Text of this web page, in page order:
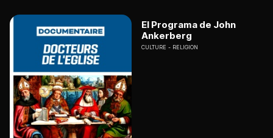
El Programa de John
Ankerberg
CULTURE RELIGION